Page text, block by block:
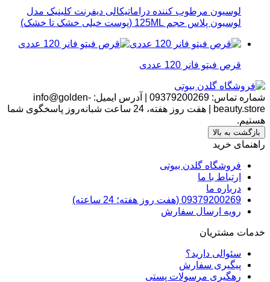
لوسیون مرطوب کننده دراماتیکالی دیفرنت کلینیک مدل
لوسیون پلاس حجم 125ML (پوست خیلی خشک تا خشک)
قرص فیتو فانر 120 عددی
شماره تماس: 09379200269 آدرس ایمیل: info@golden-
beauty.store
هفت روز هفته، 24 ساعت شبانه‌روز پاسخگوی شما
هستیم.
بازگشت به بالا
راهنمای خرید
فروشگاه گلدن بیوتی
ارتباط با ما
درباره ما
09379200269 (هفت روز هفته؛ 24 ساعته)
رویه ارسال سفارش
خدمات مشتریان
سئوالی دارید؟
پیگیری سفارش
رهگیری مرسولات پستی